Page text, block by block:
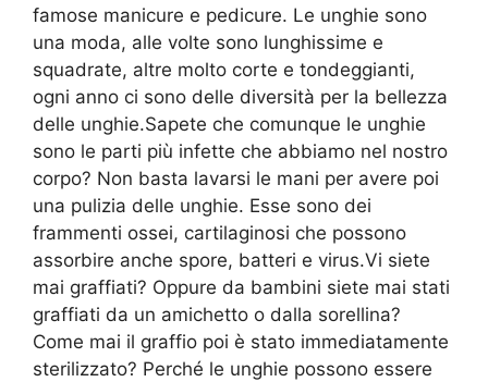
famose manicure e pedicure. Le unghie sono
una moda, alle volte sono lunghissime e
squadrate, altre molto corte e tondeggianti,
ogni anno ci sono delle diversità per la bellezza
delle unghie.Sapete che comunque le unghie
sono le parti più infette che abbiamo nel nostro
corpo? Non basta lavarsi le mani per avere poi
una pulizia delle unghie. Esse sono dei
frammenti ossei, cartilaginosi che possono
assorbire anche spore, batteri e virus.Vi siete
mai graffiati? Oppure da bambini siete mai stati
graffiati da un amichetto o dalla sorellina?
Come mai il graffio poi è stato immediatamente
sterilizzato? Perché le unghie possono essere